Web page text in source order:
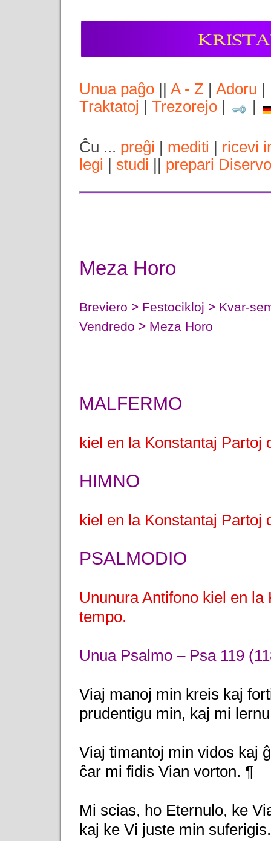
Unua paĝo ||A - Z |Adoru
Traktatoj |Trezorejo
Ĉu ... preĝi mediti
ricevi
legi
studi prepari
Meza Horo
Breviero > Festocikloj > Kvar-
Vendredo > Meza Horo
MALFERMO
kiel en la Konstantaj Partoj
HIMNO
kiel en la Konstantaj Partoj
PSALMODIO
Ununura Antifono kiel en
tempo.
Unua Psalmo – Psa 119
Viaj manoj min kreis kaj
prudentigu min, kaj mi
Viaj timantoj min vidos kaj
ĉar mi fidis Vian vorton. ¶
Mi scias, ho Eternulo, ke
kaj ke Vi juste min suferigis.